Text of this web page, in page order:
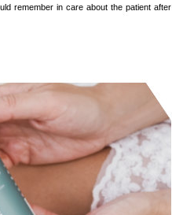
remember in care about the patient after